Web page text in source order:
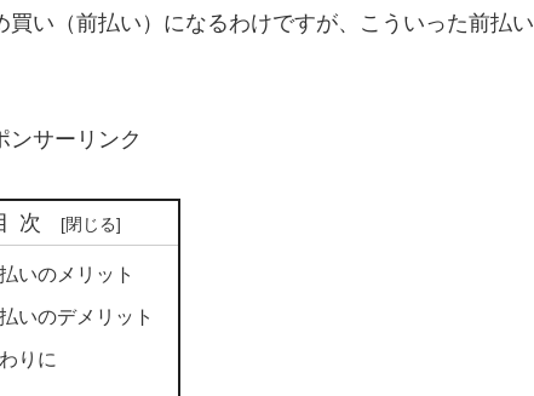
い（前払い）になるわけですが、こういった前払い
ンサーリンク
次
いのメリット
いのデメリット
りに